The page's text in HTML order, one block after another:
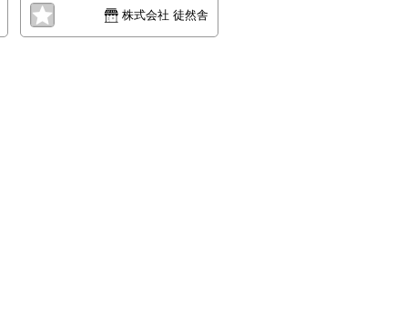
株式会社 徒然舎